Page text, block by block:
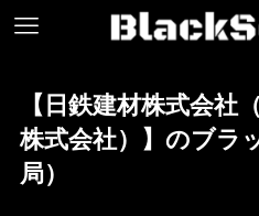
【日鉄建材株式会社
株式会社）】のブラ
局）